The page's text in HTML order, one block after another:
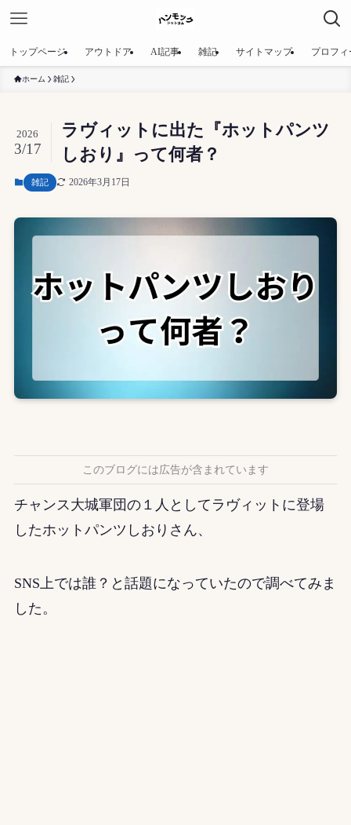
トップページ アウトドア AI記事 雑記 サイトマップ プロフィ
ホーム 雑記
ラヴィットに出た『ホットパンツ
しおり』って何者？
2026
3/17
雑記 2026年3月17日
このブログには広告が含まれています
チャンス大城軍団の１人としてラヴィットに登場
したホットパンツしおりさん、
SNS上では誰？と話題になっていたので調べてみま
した。